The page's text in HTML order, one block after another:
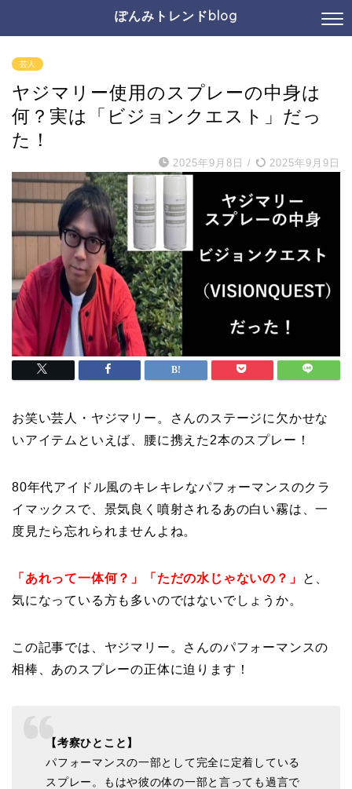
ぽんみトレンドblog
芸人
ヤジマリー使用のスプレーの中身は
何？実は「ビジョンクエスト」だっ
た！
2025年9月8日 / 2025年9月9日
お笑い芸人・ヤジマリー。さんのステージに欠かせな
いアイテムといえば、腰に携えた2本のスプレー！
80年代アイドル風のキレキレなパフォーマンスのクラ
イマックスで、景気良く噴射されるあの白い霧は、一
度見たら忘れられませんよね。
「あれって一体何？」「ただの水じゃないの？」
と、
気になっている方も多いのではないでしょうか。
この記事では、ヤジマリー。さんのパフォーマンスの
相棒、あのスプレーの正体に迫ります！
【考察ひとこと】
パフォーマンスの一部として完全に定着している
スプレー。もはや彼の体の一部と言っても過言で